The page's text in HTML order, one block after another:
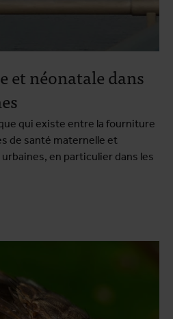
et néonatale dans
qui existe entre la fourniture
de santé maternelle et
en particulier dans les